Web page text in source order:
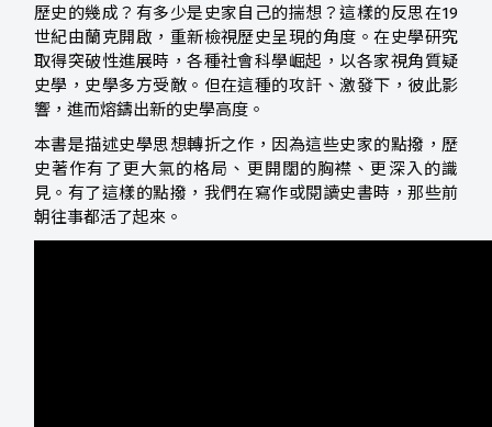
歷史的幾成？有多少是史家自己的揣想？這樣的反思在19
世紀由蘭克開啟，重新檢視歷史呈現的角度。在史學研究
取得突破性進展時，各種社會科學崛起，以各家視角質疑
史學，史學多方受敵。但在這種的攻訐、激發下，彼此影
響，進而熔鑄出新的史學高度。
本書是描述史學思想轉折之作，因為這些史家的點撥，歷
史著作有了更大氣的格局、更開闊的胸襟、更深入的識
見。有了這樣的點撥，我們在寫作或閱讀史書時，那些前
朝往事都活了起來。